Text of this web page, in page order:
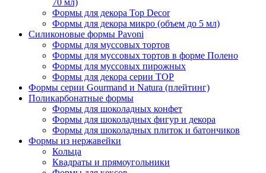
Формы для декора Top Decor
Формы для декора микро (объем до 5 мл)
Силиконовые формы Pavoni
Формы для муссовых тортов
Формы для муссовых тортов в форме Полено
Формы для муссовых пирожных
Формы для декора серии TOP
Формы серии Gourmand и Natura (плейтинг)
Поликарбонатные формы
Формы для шоколадных конфет
Формы для шоколадных фигур и декора
Формы для шоколадных плиток и батончиков
Формы из нержавейки
Кольца
Квадраты и прямоугольники